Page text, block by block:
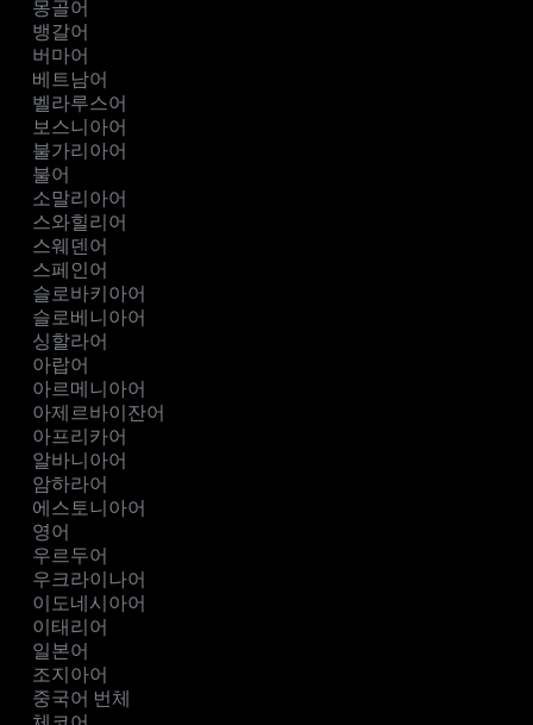
몽골어
뱅갈어
버마어
베트남어
벨라루스어
보스니아어
불가리아어
불어
소말리아어
스와힐리어
스웨덴어
스페인어
슬로바키아어
슬로베니아어
싱할라어
아랍어
아르메니아어
아제르바이잔어
아프리카어
알바니아어
암하라어
에스토니아어
영어
우르두어
우크라이나어
이도네시아어
이태리어
일본어
조지아어
중국어 번체